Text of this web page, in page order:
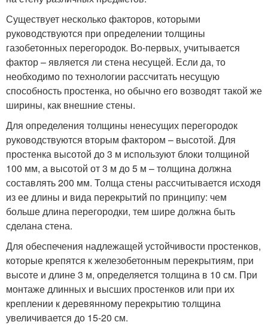
Существует несколько факторов, которыми
руководствуются при определении толщины
газобетонных перегородок. Во-первых, учитывается
фактор – является ли стена несущей. Если да, то
необходимо по технологии рассчитать несущую
способность простенка, но обычно его возводят такой же
ширины, как внешние стены.
Для определения толщины ненесущих перегородок
руководствуются вторым фактором – высотой. Для
простенка высотой до 3 м используют блоки толщиной
100 мм, а высотой от 3 м до 5 м – толщина должна
составлять 200 мм. Толща стены рассчитывается исходя
из ее длины и вида перекрытий по принципу: чем
больше длина перегородки, тем шире должна быть
сделана стена.
Для обеспечения надлежащей устойчивости простенков,
которые крепятся к железобетонным перекрытиям, при
высоте и длине 3 м, определяется толщина в 10 см. При
монтаже длинных и высших простенков или при их
креплении к деревянному перекрытию толщина
увеличивается до 15-20 см.